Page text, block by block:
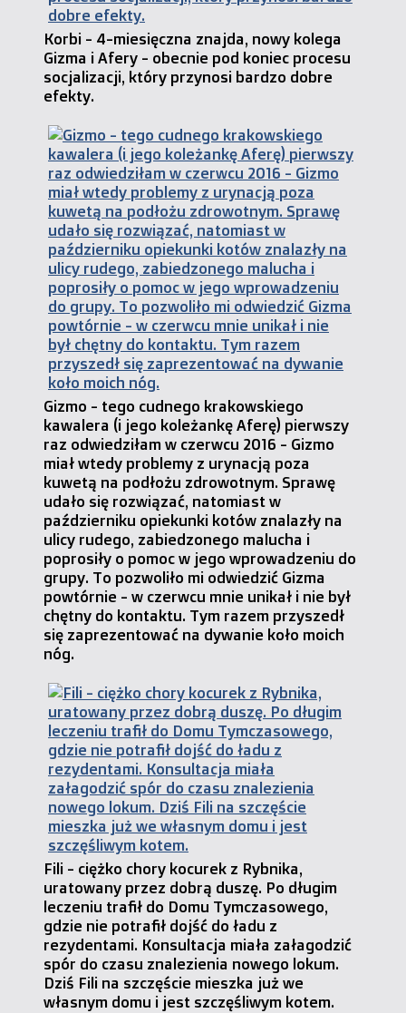
Korbi - 4-miesięczna znajda, nowy kolega
Gizma i Afery - obecnie pod koniec procesu
socjalizacji, który przynosi bardzo dobre
efekty.
Gizmo - tego cudnego krakowskiego
kawalera (i jego koleżankę Aferę) pierwszy
raz odwiedziłam w czerwcu 2016 - Gizmo
miał wtedy problemy z urynacją poza
kuwetą na podłożu zdrowotnym. Sprawę
udało się rozwiązać, natomiast w
październiku opiekunki kotów znalazły na
ulicy rudego, zabiedzonego malucha i
poprosiły o pomoc w jego wprowadzeniu do
grupy. To pozwoliło mi odwiedzić Gizma
powtórnie - w czerwcu mnie unikał i nie był
chętny do kontaktu. Tym razem przyszedł
się zaprezentować na dywanie koło moich
nóg.
Fili - ciężko chory kocurek z Rybnika,
uratowany przez dobrą duszę. Po długim
leczeniu trafił do Domu Tymczasowego,
gdzie nie potrafił dojść do ładu z
rezydentami. Konsultacja miała załagodzić
spór do czasu znalezienia nowego lokum.
Dziś Fili na szczęście mieszka już we
własnym domu i jest szczęśliwym kotem.